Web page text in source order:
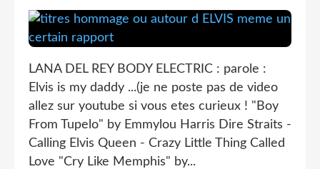
LANA DEL REY BODY ELECTRIC : parole :
Elvis is my daddy ...(je ne poste pas de video
allez sur youtube si vous etes curieux ! "Boy
From Tupelo" by Emmylou Harris Dire Straits -
Calling Elvis Queen - Crazy Little Thing Called
Love "Cry Like Memphis" by...